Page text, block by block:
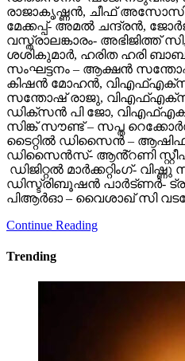
രാജാകൃഷ്ണൻ, ചീഫ്
മേക്കപ്പ്- അമൽ ചന്ദ്രൻ,
വസ്ത്രാലങ്കാരം- അഭിജിത്ത്
ശശികുമാർ, ഹരിത ഹരി ബാബു,
സംഘട്ടനം – ആക്ഷൻ
കിഷൻ മോഹൻ,
സന്തോഷ് രാജു, വിഎഫ്എക്സ്
ഡിക്സൻ പി ജോ,
സിങ്ക് സൗണ്ട് – സപ്ത
ടൈറ്റിൽ ഡിസൈൻ – ആഷിഫ്
ഡിസൈൻസ്- ആൻ്റണി
ഡിജിറ്റൽ മാർക്കറ്റിംഗ്-
ഡിസ്ട്രിബൂഷൻ പാർട്ണർ-
പിആർഓ – വൈശാഖ് സി
Continue Reading
Trending